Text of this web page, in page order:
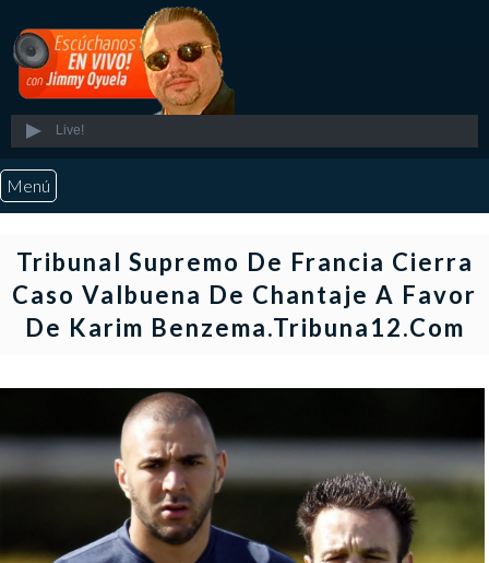
Live!
Menú
Noticias
Otros Deportes
Tribunal Supremo De Francia Cierra
Caso Valbuena De Chantaje A Favor
De Karim Benzema.Tribuna12.com